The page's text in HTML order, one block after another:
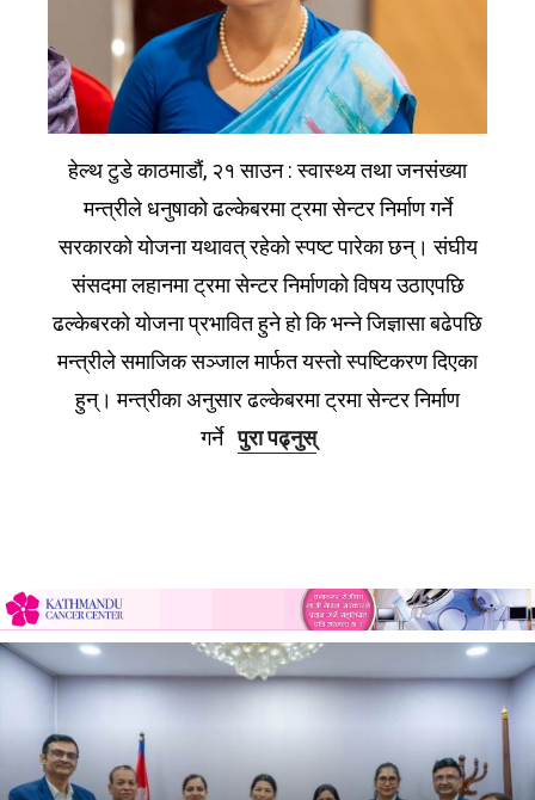
हेल्थ टुडे काठमाडौं, २१ साउन : स्वास्थ्य तथा जनसंख्या
मन्त्रीले धनुषाको ढल्केबरमा ट्रमा सेन्टर निर्माण गर्ने
सरकारको योजना यथावत् रहेको स्पष्ट पारेका छन्। संघीय
संसदमा लहानमा ट्रमा सेन्टर निर्माणको विषय उठाएपछि
ढल्केबरको योजना प्रभावित हुने हो कि भन्ने जिज्ञासा बढेपछि
मन्त्रीले समाजिक सञ्जाल मार्फत यस्तो स्पष्टिकरण दिएका
हुन्। मन्त्रीका अनुसार ढल्केबरमा ट्रमा सेन्टर निर्माण
गर्नेपुरा पढ्नुस्